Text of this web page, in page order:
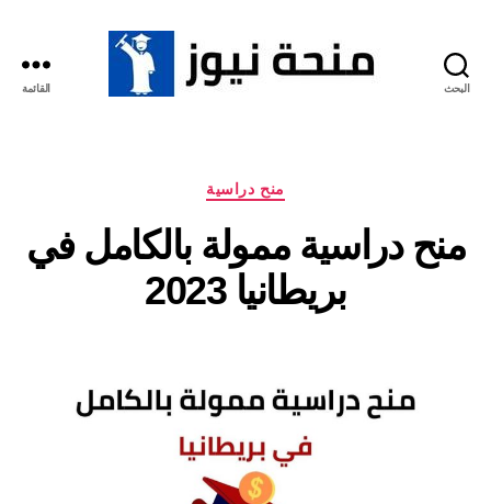
البحث القائمة
التصنيفات
منح دراسية
منح دراسية ممولة بالكامل في
بريطانيا 2023